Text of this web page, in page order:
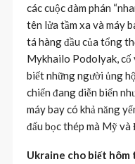
các cuộc đàm phán
tên lửa tầm xa và máy
tá hàng đầu của tổng
Mykhailo Podolyak, cố
biết những người ủng
chiến đang diễn biến
máy bay có khả năng
đấu bọc thép mà Mỹ và
Ukraine cho biết hôm